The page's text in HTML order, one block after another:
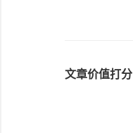
文章价值打分